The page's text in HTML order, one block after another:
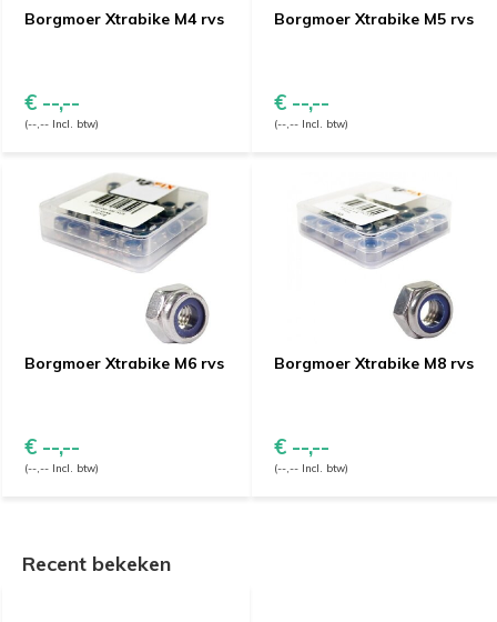
Borgmoer Xtrabike M4 rvs
€ --,--
(--,-- Incl. btw)
Borgmoer Xtrabike M5 rvs
€ --,--
(--,-- Incl. btw)
Borgmoer Xtrabike M6 rvs
€ --,--
(--,-- Incl. btw)
Borgmoer Xtrabike M8 rvs
€ --,--
(--,-- Incl. btw)
Recent bekeken